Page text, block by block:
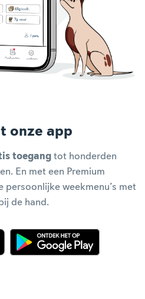
onze app
toegang tot honderden
En met een Premium
persoonlijke weekmenu’s met
de hand.